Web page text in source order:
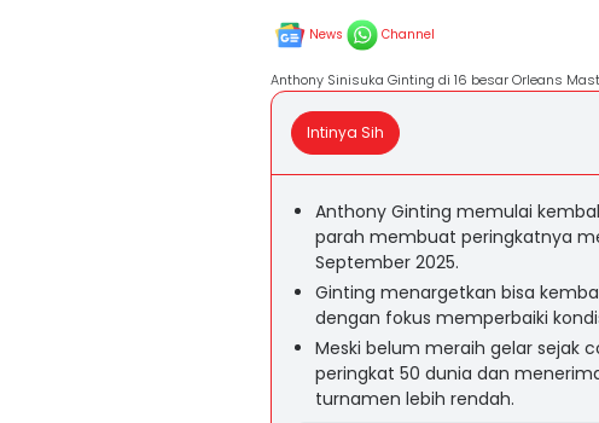
News Channel
Anthony Sinisuka Ginting di 16 besar Orleans
Intinya Sih
Anthony Ginting memulai
parah membuat peringkatnya
September 2025.
Ginting menargetkan bisa
dengan fokus memperbaiki
Meski belum meraih gelar sejak
peringkat 50 dunia dan
turnamen lebih rendah.